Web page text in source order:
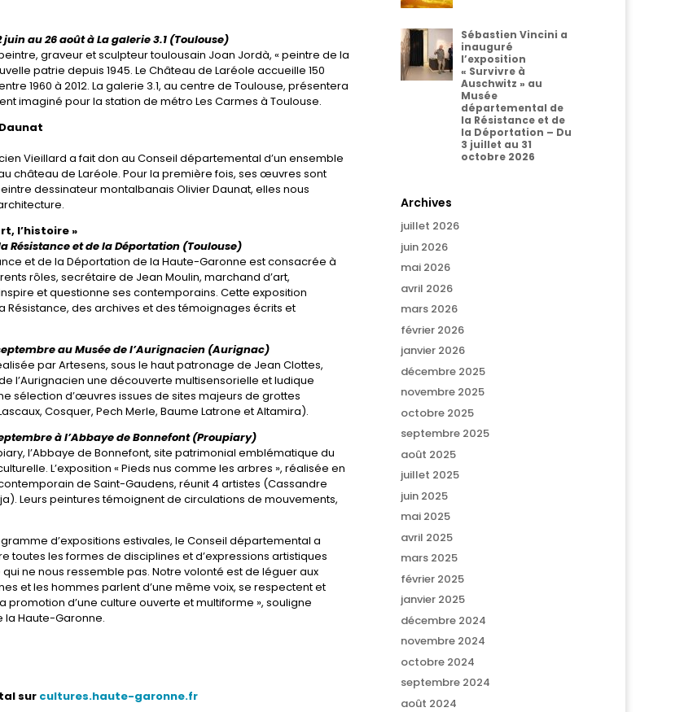
au 26 août à La galerie 3.1 (Toulouse)
graveur et sculpteur toulousain Joan Jordà, « peintre de la
patrie depuis 1945. Le Château de Laréole accueille 150
1960 à 2012. La galerie 3.1, au centre de Toulouse, présentera
imaginé pour la station de métro Les Carmes à Toulouse.
Vieillard a fait don au Conseil départemental d’un ensemble
château de Laréole. Pour la première fois, ses œuvres sont
dessinateur montalbanais Olivier Daunat, elles nous
l’histoire »
Résistance et de la Déportation (Toulouse)
et de la Déportation de la Haute-Garonne est consacrée à
rôles, secrétaire de Jean Moulin, marchand d’art,
et questionne ses contemporains. Cette exposition
des archives et des témoignages écrits et
au Musée de l’Aurignacien (Aurignac)
par Artesens, sous le haut patronage de Jean Clottes,
l’Aurignacien une découverte multisensorielle et ludique
sélection d’œuvres issues de sites majeurs de grottes
Cosquer, Pech Merle, Baume Latrone et Altamira).
à l’Abbaye de Bonnefont (Proupiary)
l’Abbaye de Bonnefont, site patrimonial emblématique du
L’exposition « Pieds nus comme les arbres », réalisée en
de Saint-Gaudens, réunit 4 artistes (Cassandre
Leurs peintures témoignent de circulations de mouvements,
d’expositions estivales, le Conseil départemental a
toutes les formes de disciplines et d’expressions artistiques
ne nous ressemble pas. Notre volonté est de léguer aux
et les hommes parlent d’une même voix, se respectent et
d’une culture ouverte et multiforme », souligne
la Haute-Garonne.
sur cultures.haute-garonne.fr
Sébastien Vincini a
inauguré
l’exposition
« Survivre à
Auschwitz » au
Musée
départemental de
la Résistance et de
la Déportation – Du
3 juillet au 31
octobre 2026
Archives
juillet 2026
juin 2026
mai 2026
avril 2026
mars 2026
février 2026
janvier 2026
décembre 2025
novembre 2025
octobre 2025
septembre 2025
août 2025
juillet 2025
juin 2025
mai 2025
avril 2025
mars 2025
février 2025
janvier 2025
décembre 2024
novembre 2024
octobre 2024
septembre 2024
août 2024